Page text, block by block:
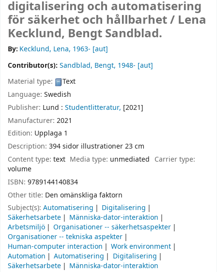
digitalisering och automatisering
för säkerhet och hållbarhet / Lena
Kecklund, Bengt Sandblad.
By: Kecklund, Lena, 1963- [aut]
Contributor(s): Sandblad, Bengt, 1948- [aut]
Material type:
Text
Language: Swedish
Publisher: Lund : Studentlitteratur, [2021]
Manufacturer: 2021
Edition: Upplaga 1
Description: 394 sidor illustrationer 23 cm
Content type: text Media type: unmediated Carrier type:
volume
ISBN: 9789144140834
Other title: Den omänskliga faktorn
Subject(s): Automatisering
Digitalisering
Säkerhetsarbete
Människa-dator-interaktion
Arbetsmiljö
Organisationer -- säkerhetsaspekter
Organisationer -- tekniska aspekter
Human-computer interaction
Work environment
Automation
Automatisering
Digitalisering
Säkerhetsarbete
Människa-dator-interaktion